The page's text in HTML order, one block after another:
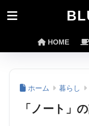
HOME
ホーム 暮らし
「ノート」